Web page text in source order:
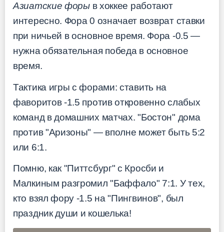
Азиатские форыв хоккее работают
интересно. Фора 0 означает возврат ставки
при ничьей в основное время. Фора -0.5 —
нужна обязательная победа в основное
время.
Тактика игры с форами: ставить на
фаворитов -1.5 против откровенно слабых
команд в домашних матчах. "Бостон" дома
против "Аризоны" — вполне может быть 5:2
или 6:1.
Помню, как "Питтсбург" с Кросби и
Малкиным разгромил "Баффало" 7:1. У тех,
кто взял фору -1.5 на "Пингвинов", был
праздник души и кошелька!